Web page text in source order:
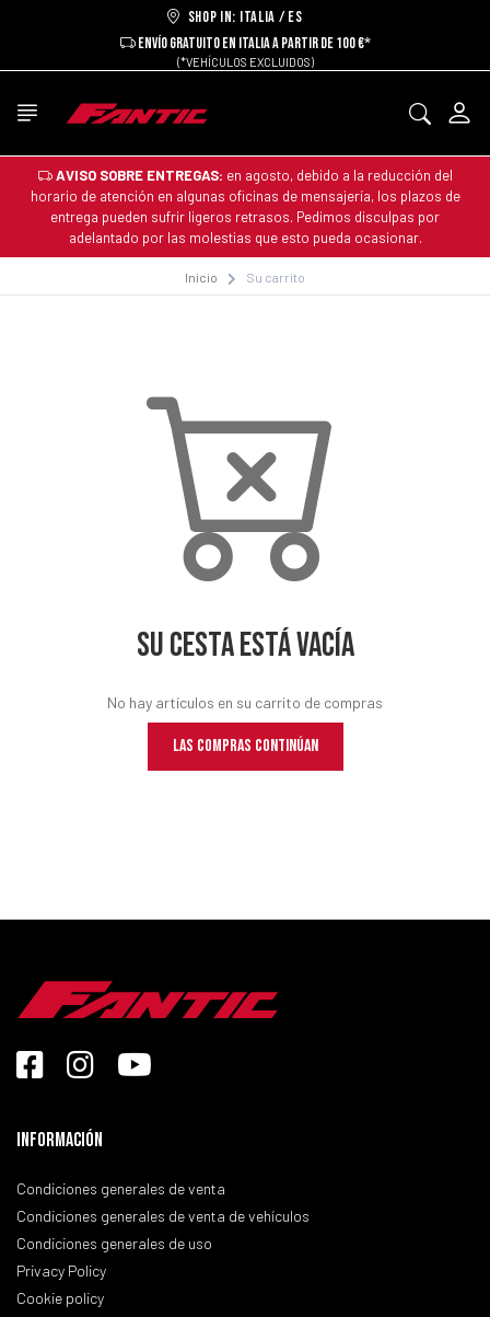
Shop in: ITALIA / ES
ENVÍO GRATUITO EN ITALIA A PARTIR DE 100 €*
(*VEHÍCULOS EXCLUIDOS)
AVISO SOBRE ENTREGAS: en agosto, debido a la reducción del
horario de atención en algunas oficinas de mensajería, los plazos de
entrega pueden sufrir ligeros retrasos. Pedimos disculpas por
adelantado por las molestias que esto pueda ocasionar.
Inicio Su carrito
Su cesta está vacía
No hay artículos en su carrito de compras
LAS COMPRAS CONTINÚAN
Información
Condiciones generales de venta
Condiciones generales de venta de vehículos
Condiciones generales de uso
Privacy Policy
Cookie policy